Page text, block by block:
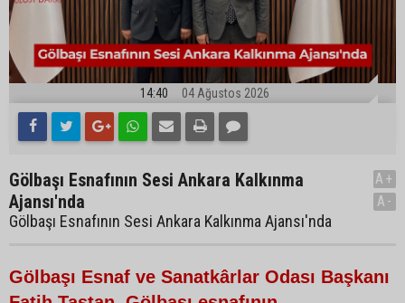
14:40 04 Ağustos 2026
Gölbaşı Esnafının Sesi Ankara Kalkınma
Ajansı'nda
Gölbaşı Esnafının Sesi Ankara Kalkınma Ajansı'nda
A+
A-
Gölbaşı Esnaf ve Sanatkârlar Odası Başkanı